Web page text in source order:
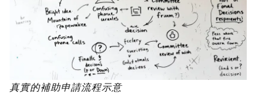
真實的補助申請流程示意